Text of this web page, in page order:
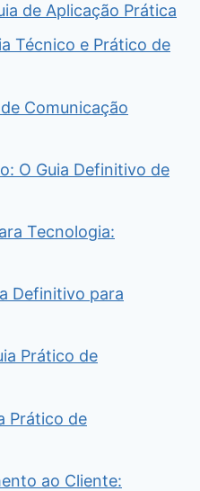
de Aplicação Prática
Técnico e Prático de
Comunicação
O Guia Definitivo de
Tecnologia:
Definitivo para
Prático de
Prático de
ao Cliente: